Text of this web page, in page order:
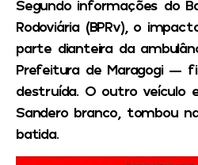
Segundo informações do
Rodoviária (BPRv), o
parte dianteira da
Prefeitura de Maragogi —
destruída. O outro veículo
Sandero branco, tombou
batida.